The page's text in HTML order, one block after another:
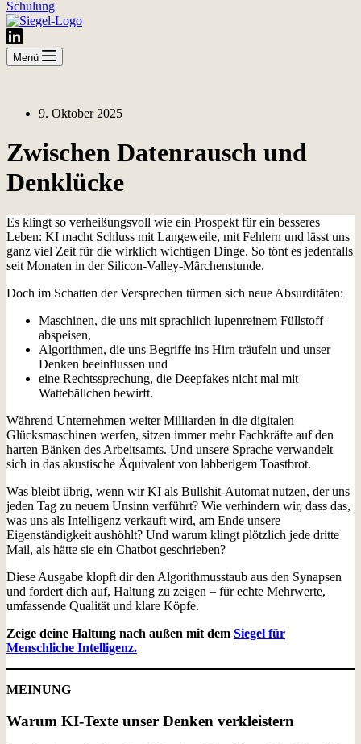
Schulung
Menü
9. Oktober 2025
Zwischen Datenrausch und
Denklücke
Es klingt so verheißungsvoll wie ein Prospekt für ein besseres
Leben: KI macht Schluss mit Langeweile, mit Fehlern und lässt uns
ganz viel Zeit für die wirklich wichtigen Dinge. So tönt es jedenfalls
seit Monaten in der Silicon-Valley-Märchenstunde.
Doch im Schatten der Versprechen türmen sich neue Absurditäten:
Maschinen, die uns mit sprachlich lupenreinem Füllstoff
abspeisen,
Algorithmen, die uns Begriffe ins Hirn träufeln und unser
Denken beeinflussen und
eine Rechtssprechung, die Deepfakes nicht mal mit
Wattebällchen bewirft.
Während Unternehmen weiter Milliarden in die digitalen
Glücksmaschinen werfen, sitzen immer mehr Fachkräfte auf den
harten Bänken des Arbeitsamts. Und unsere Sprache verwandelt
sich in das akustische Äquivalent von labberigem Toastbrot.
Was bleibt übrig, wenn wir KI als Bullshit-Automat nutzen, der uns
jeden Tag zu neuem Unsinn verführt? Wie verhindern wir, dass das,
was uns als Intelligenz verkauft wird, am Ende unsere
Eigenständigkeit aushöhlt? Und warum klingt plötzlich jede dritte
Mail, als hätte sie ein Chatbot geschrieben?
Diese Ausgabe klopft dir den Algorithmusstaub aus den Synapsen
und fordert dich auf, Haltung zu zeigen – für echte Mehrwerte,
umfassende Qualität und klare Köpfe.
Zeige deine Haltung nach außen mit dem Siegel für
Menschliche Intelligenz.
MEINUNG
Warum KI-Texte unser Denken verkleistern